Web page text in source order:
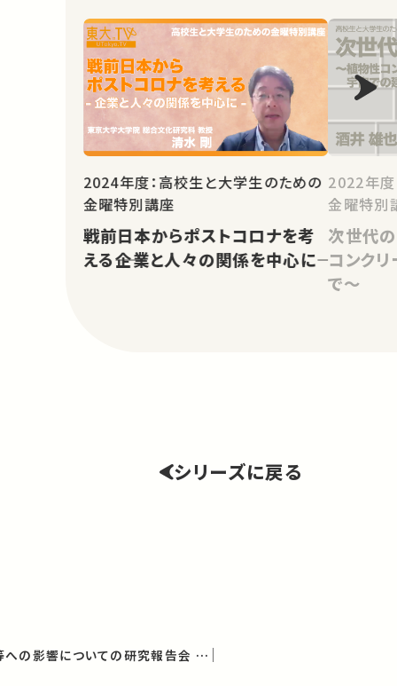
2024年度：高校生と大学生のための
金曜特別講座
戦前日本からポストコロナを考
える――企業と人々の関係を中心に――
2022年度
金曜特別
次世代
コンク
で～
シリーズに戻る
放射能の農畜水産物等への影響についての研究報告会 第9回報告会